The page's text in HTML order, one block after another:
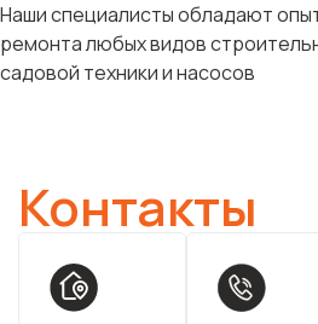
Наши специалисты обладают
ремонта любых видов
садовой техники и насосов
Контакты